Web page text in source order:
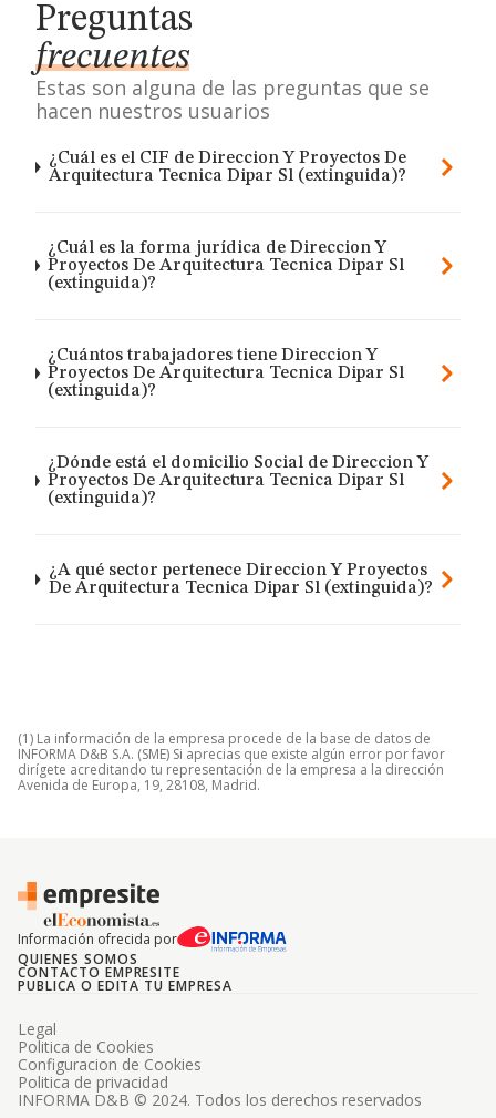
Preguntas
frecuentes
Estas son alguna de las preguntas que se
hacen nuestros usuarios
¿Cuál es el CIF de Direccion Y Proyectos De
Arquitectura Tecnica Dipar Sl (extinguida)?
¿Cuál es la forma jurídica de Direccion Y
Proyectos De Arquitectura Tecnica Dipar Sl
(extinguida)?
¿Cuántos trabajadores tiene Direccion Y
Proyectos De Arquitectura Tecnica Dipar Sl
(extinguida)?
¿Dónde está el domicilio Social de Direccion Y
Proyectos De Arquitectura Tecnica Dipar Sl
(extinguida)?
¿A qué sector pertenece Direccion Y Proyectos
De Arquitectura Tecnica Dipar Sl (extinguida)?
(1) La información de la empresa procede de la base de datos de
INFORMA D&B S.A. (SME) Si aprecias que existe algún error por favor
dirígete acreditando tu representación de la empresa a la dirección
Avenida de Europa, 19, 28108, Madrid.
Información ofrecida por
QUIENES SOMOS
CONTACTO EMPRESITE
PUBLICA O EDITA TU EMPRESA
INFORMA D&B © 2024. Todos los derechos reservados
Legal
Politica de Cookies
Configuracion de Cookies
Politica de privacidad